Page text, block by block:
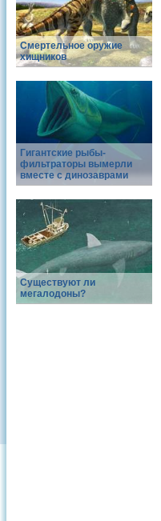
Смертельное оружие
хищников
Гигантские рыбы-
фильтраторы вымерли
вместе с динозаврами
Существуют ли
мегалодоны?